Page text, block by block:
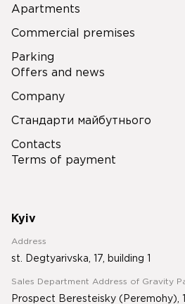
Apartments
Commercial premises
Parking
Offers and news
Company
Стандарти майбутнього
Contacts
Terms of payment
Kyiv
Address
st. Degtyarivska, 17, building 1
Sales Department Address of Gravity
Prospect Beresteisky (Peremohy),